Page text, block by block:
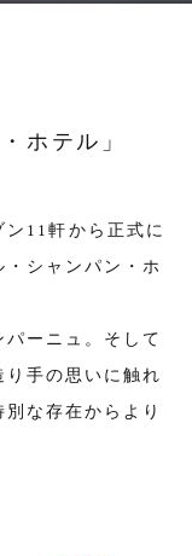
ホテル」
11軒から正式に
シャンパン・ホ
ーニュ。そして
手の思いに触れ
な存在からより